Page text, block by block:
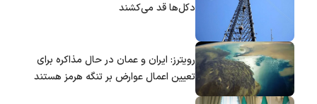
دکل‌ها قد می‌کشند
رویترز: ایران و عمان در حال مذاکره برای
تعیین اعمال عوارض بر تنگه هرمز هستند